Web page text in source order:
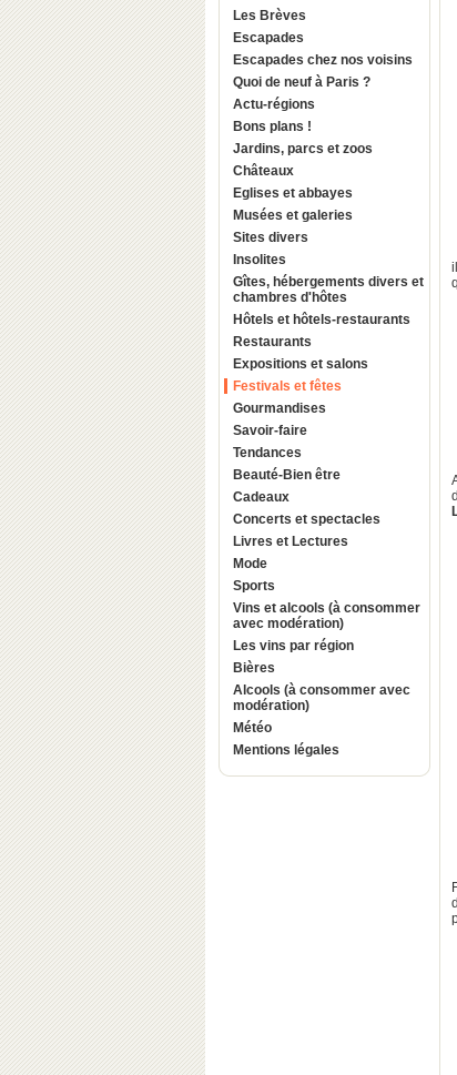
Les Brèves
Escapades
Escapades chez nos voisins
Quoi de neuf à Paris ?
Actu-régions
Bons plans !
Jardins, parcs et zoos
Châteaux
Eglises et abbayes
Musées et galeries
Sites divers
Insolites
Gîtes, hébergements divers et
chambres d'hôtes
Hôtels et hôtels-restaurants
Restaurants
Expositions et salons
Festivals et fêtes
Gourmandises
Savoir-faire
Tendances
Beauté-Bien être
Cadeaux
Concerts et spectacles
Livres et Lectures
Mode
Sports
Vins et alcools (à consommer
avec modération)
Les vins par région
Bières
Alcools (à consommer avec
modération)
Météo
Mentions légales